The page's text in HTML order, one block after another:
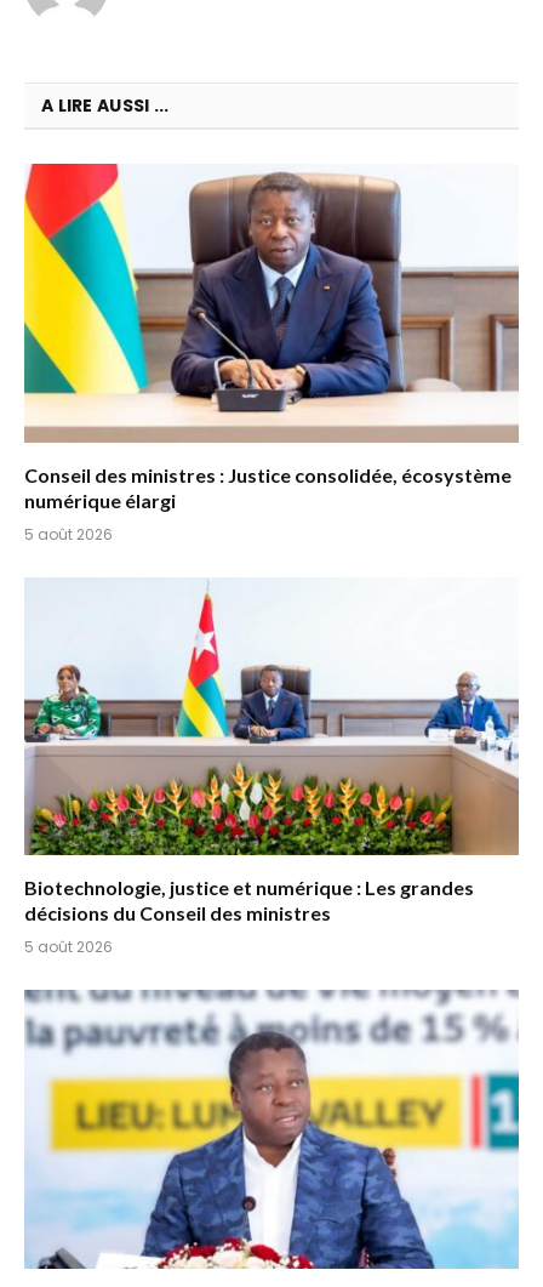
A LIRE AUSSI ...
Conseil des ministres : Justice consolidée, écosystème
numérique élargi
5 août 2026
Biotechnologie, justice et numérique : Les grandes
décisions du Conseil des ministres
5 août 2026